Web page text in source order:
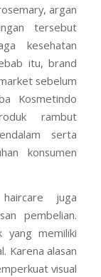
argan
tersebut
kesehatan
itu, brand
sebelum
Kosmetindo
rambut
serta
konsumen
juga
pembelian.
yang memiliki
Karena alasan
visual